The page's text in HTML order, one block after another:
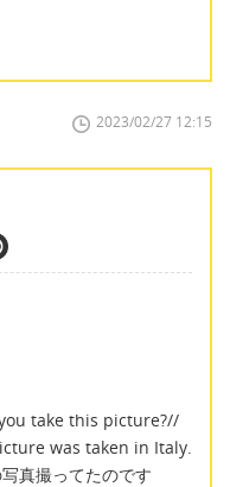
2023/02/27 12:15
take this picture?//
was taken in Italy.
真撮ってたのです